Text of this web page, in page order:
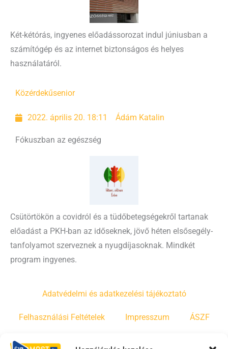
Két-kétórás, ingyenes előadássorozat indul júniusban a
számítógép és az internet biztonságos és helyes
használatáról.
Közérdekűsenior
2022. április 20. 18:11 Ádám Katalin
Fókuszban az egészség
Csütörtökön a covidról és a tüdőbetegségekről tartanak
előadást a PKH-ban az időseknek, jövő héten elsősegély-
tanfolyamot szerveznek a nyugdíjasoknak. Mindkét
program ingyenes.
Adatvédelmi és adatkezelési tájékoztató
Felhasználási Feltételek Impresszum ÁSZF
Irányelvek